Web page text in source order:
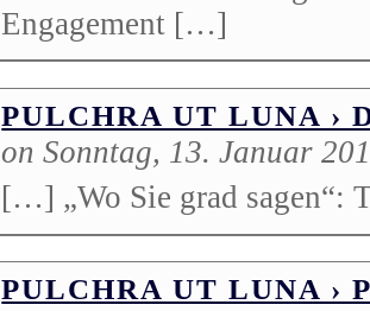
Engagement […]
PULCHRA UT LUNA ›
on Sonntag, 13. Januar
[…] „Wo Sie grad
PULCHRA UT LUNA ›